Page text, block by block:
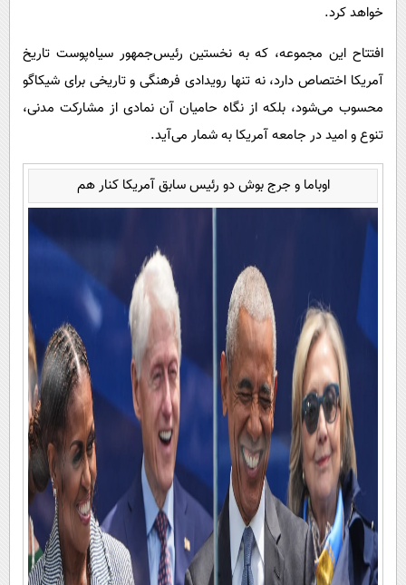
خواهد کرد.
افتتاح این مجموعه، که به نخستین رئیس‌جمهور سیاه‌پوست تاریخ
آمریکا اختصاص دارد، نه تنها رویدادی فرهنگی و تاریخی برای شیکاگو
محسوب می‌شود، بلکه از نگاه حامیان آن نمادی از مشارکت مدنی،
تنوع و امید در جامعه آمریکا به شمار می‌آید.
اوباما و جرج بوش دو رئیس سابق آمریکا کنار هم